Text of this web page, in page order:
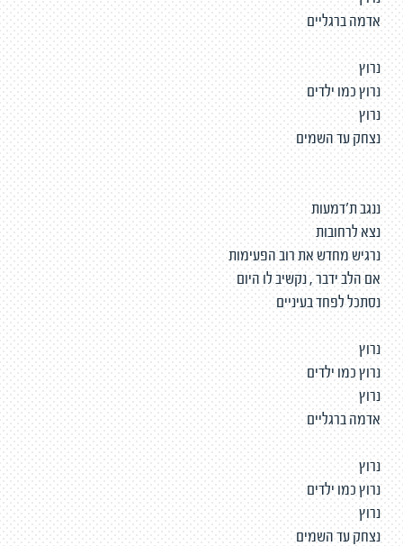
אדמה ברגליים
נרוץ
נרוץ כמו ילדים
נרוץ
נצחק עד השמים
ננגב ת'דמעות
נצא לרחובות
נרגיש מחדש את רוב הפעימות
אם הלב ידבר , נקשיב לו היום
נסתכל לפחד בעיניים
נרוץ
נרוץ כמו ילדים
נרוץ
אדמה ברגליים
נרוץ
נרוץ כמו ילדים
נרוץ
נצחק עד השמים